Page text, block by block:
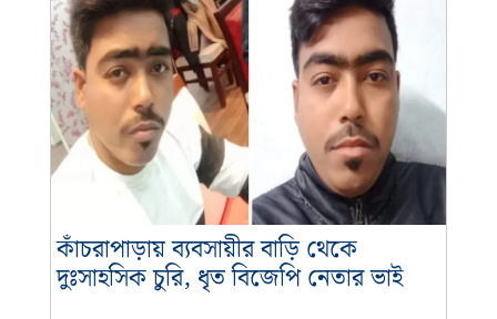
অভিষেককে
নিয়ে
বিস্ফোরক
অধীর
কাঁচরাপাড়ায় ব্যবসায়ীর বাড়ি থেকে
দুঃসাহসিক চুরি, ধৃত বিজেপি নেতার ভাই